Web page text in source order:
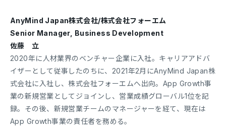
AnyMind Japan株式会社/株式会社フォーエム
Senior Manager, Business Development
佐藤 立
2020年に人材業界のベンチャー企業に入社。キャリアアドバ
イザーとして従事したのちに、2021年2月にAnyMind Japan株
式会社に入社し、株式会社フォーエムへ出向。App Growth事
業の新規営業としてジョインし、営業成績グローバル1位を記
録。その後、新規営業チームのマネージャーを経て、現在は
App Growth事業の責任者を務める。